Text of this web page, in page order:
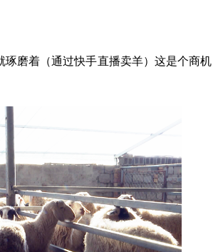
磨着（通过快手直播卖羊）这是个商